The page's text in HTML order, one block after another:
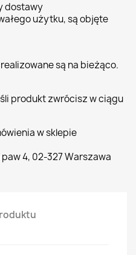
dostawy
użytku, są objęte
są na bieżąco.
produkt zwrócisz w ciągu
w sklepie
4, 02-327 Warszawa